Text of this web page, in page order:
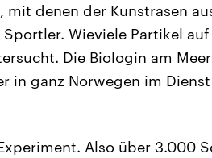
denen der Kunstrasen
Wieviele Partikel
Die Biologin am
in ganz Norwegen im
Also über 3.000